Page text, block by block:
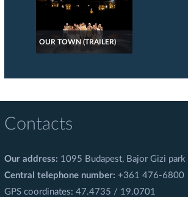
OUR TOWN (TRAILER)
Contacts
Our address: 1095 Budapest, Bajor Gizi park
Central telephone number: +361 476-6800
GPS coordinates: 47.4735 / 19.0701